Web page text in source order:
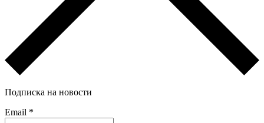
Подписка на новости
Email *